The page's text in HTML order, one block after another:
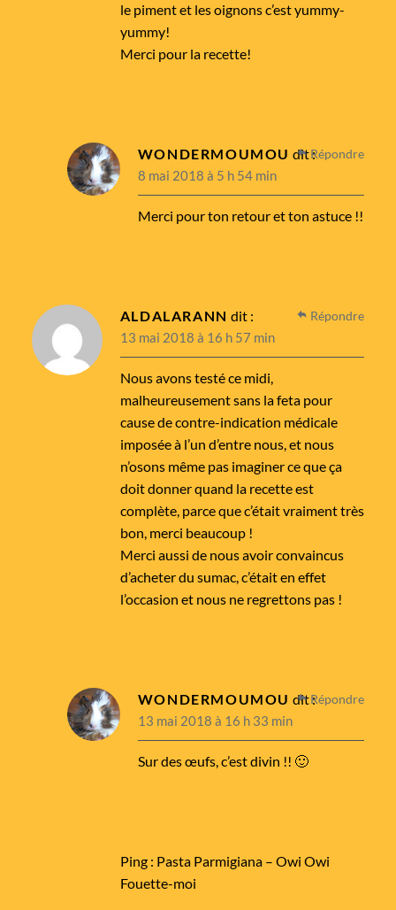
le piment et les oignons c’est yummy-
yummy!
Merci pour la recette!
WONDERMOUMOU dit :
8 mai 2018 à 5 h 54 min
Merci pour ton retour et ton astuce !!
Répondre
ALDALARANN dit :
13 mai 2018 à 16 h 57 min
Nous avons testé ce midi,
malheureusement sans la feta pour
cause de contre-indication médicale
imposée à l’un d’entre nous, et nous
n’osons même pas imaginer ce que ça
doit donner quand la recette est
complète, parce que c’était vraiment très
bon, merci beaucoup !
Merci aussi de nous avoir convaincus
d’acheter du sumac, c’était en effet
l’occasion et nous ne regrettons pas !
Répondre
WONDERMOUMOU dit :
13 mai 2018 à 16 h 33 min
Sur des œufs, c’est divin !! 🙂
Répondre
Ping : Pasta Parmigiana – Owi Owi
Fouette-moi